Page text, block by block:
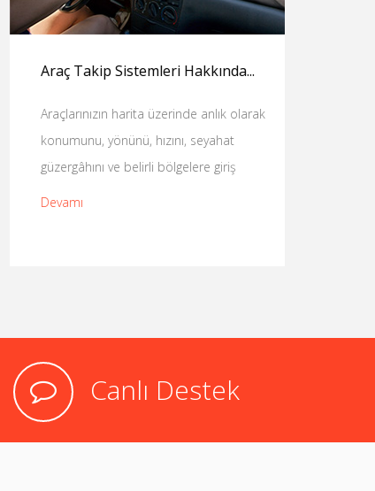
Araç Takip Sistemleri Hakkında...
Araçlarınızın harita üzerinde anlık olarak
konumunu, yönünü, hızını, seyahat
güzergâhını ve belirli bölgelere giriş
Canlı Destek